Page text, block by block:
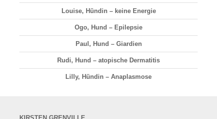
Louise, Hündin – keine Energie
Ogo, Hund – Epilepsie
Paul, Hund – Giardien
Rudi, Hund – atopische Dermatitis
Lilly, Hündin – Anaplasmose